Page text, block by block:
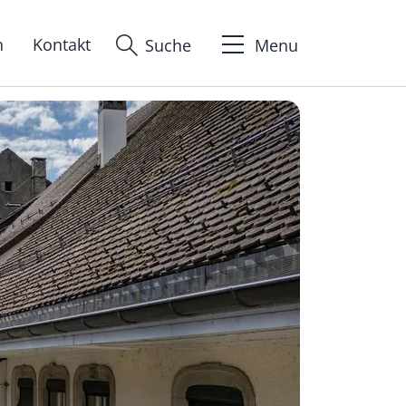
Kontakt Suche Menu